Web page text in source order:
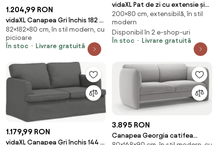
1.204,99 RON
vidaXL Canapea Gri închis 182 x
80 x 82 cm țesătură
82×182×80 cm, în stil modern, cu
picioare
În stoc
Livrare gratuită
vidaXL Pat de zi cu extensie și
sertare, gri închis, 80x200 cm
textil
200×80 cm, extensibilă, în stil
modern
Disponibil în 2 e-shop-uri
În stoc
Livrare gratuită
1.179,99 RON
vidaXL Canapea Gri închis 144 x
3.895 RON
Canapea Georgia catifea